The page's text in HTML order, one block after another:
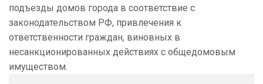
подъезды домов города в соответствие с
законодательством РФ, привлечения к
ответственности граждан, виновных в
несанкционированных действиях с общедомовым
имуществом.